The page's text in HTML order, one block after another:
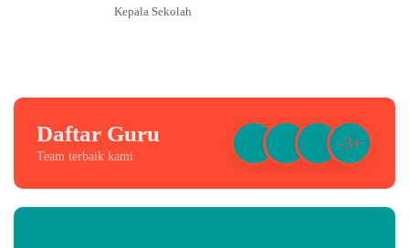
Kepala Sekolah
Daftar Guru
Team terbaik kami
-3+